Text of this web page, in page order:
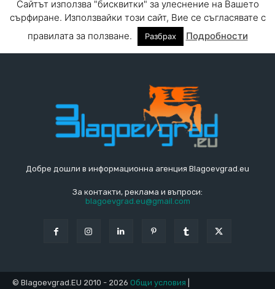
Добре дошли в информационна агенция Blagoevgrad.eu
За контакти, реклама и въпроси:
blagoevgrad.eu@gmail.com
© Blagoevgrad.EU 2010 - 2026 Общи условия